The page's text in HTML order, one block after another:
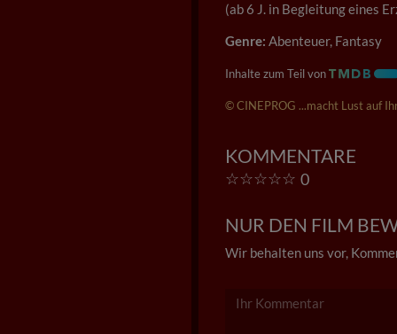
(ab 6 J. in Begleitung eines
Genre: Abenteuer, Fantasy
Inhalte zum Teil von
© CINEPROG ...macht Lust auf
KOMMENTARE
☆☆☆☆☆ 0
NUR DEN FILM
Wir behalten uns vor,